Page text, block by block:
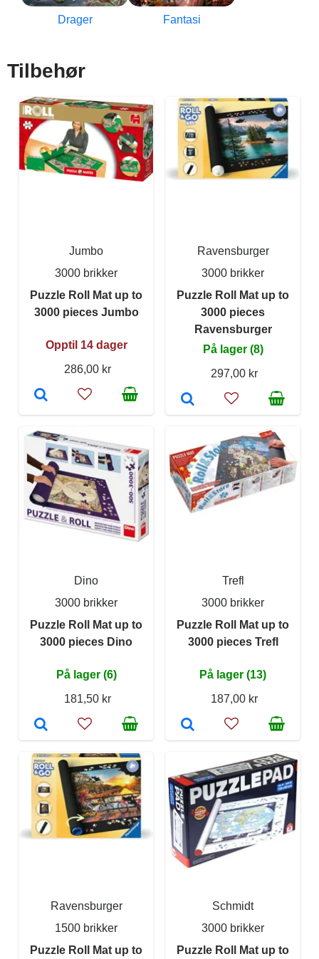
Drager Fantasi
Tilbehør
Jumbo
3000 brikker
Puzzle Roll Mat up to
3000 pieces Jumbo
Opptil 14 dager
286,00 kr
Ravensburger
3000 brikker
Puzzle Roll Mat up to
3000 pieces
Ravensburger
På lager (8)
297,00 kr
Dino
3000 brikker
Puzzle Roll Mat up to
3000 pieces Dino
På lager (6)
181,50 kr
Trefl
3000 brikker
Puzzle Roll Mat up to
3000 pieces Trefl
På lager (13)
187,00 kr
Ravensburger
1500 brikker
Puzzle Roll Mat up to
Schmidt
3000 brikker
Puzzle Roll Mat up to